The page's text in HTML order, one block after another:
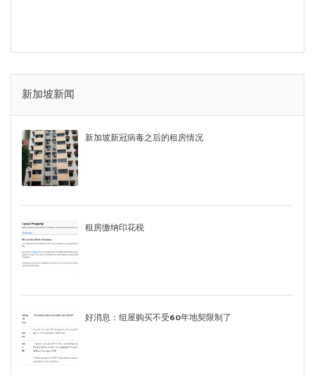
新加坡新闻
新加坡新冠病毒之后的租房情况
租房缴纳印花税
好消息：组屋购买不受60年地契限制了